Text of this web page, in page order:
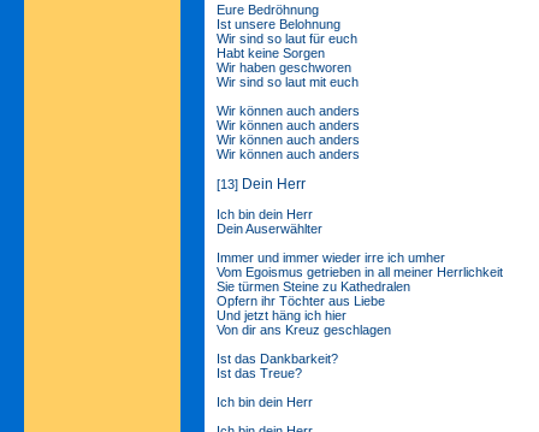
Eure Bedröhnung
Ist unsere Belohnung
Wir sind so laut für euch
Habt keine Sorgen
Wir haben geschworen
Wir sind so laut mit euch
Wir können auch anders
Wir können auch anders
Wir können auch anders
Wir können auch anders
[13] Dein Herr
Ich bin dein Herr
Dein Auserwählter
Immer und immer wieder irre ich umher
Vom Egoismus getrieben in all meiner Herrlichkeit
Sie türmen Steine zu Kathedralen
Opfern ihr Töchter aus Liebe
Und jetzt häng ich hier
Von dir ans Kreuz geschlagen
Ist das Dankbarkeit?
Ist das Treue?
Ich bin dein Herr